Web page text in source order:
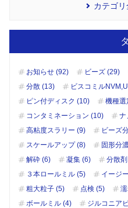
カテゴ
お知らせ (92) ビーズ (29)
分散 (13)
ビスコミル
ピン付ディスク (10)
機種選
コンタミネーション (10)
ナ
高粘度スラリー (9)
ビーズ
スケールアップ (8)
固形分
解砕 (6)
凝集 (6) 分散
３本ロールミル (5)
イージ
粗大粒子 (5)
点検 (5)
ボールミル (4)
ジルコニア